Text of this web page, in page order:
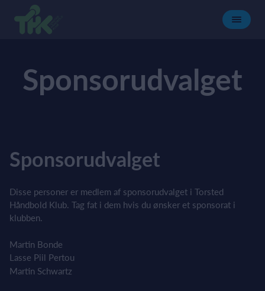
Sponsorudvalget
Sponsorudvalget
Disse personer er medlem af sponsorudvalget i Torsted
Håndbold Klub. Tag fat i dem hvis du ønsker et sponsorat i
klubben.
Martin Bonde
Lasse Piil Pertou
Martin Schwartz